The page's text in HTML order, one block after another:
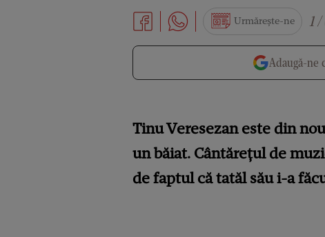
Urmărește-ne 1
Adaugă-ne
Tinu Veresezan este din
un băiat. Cântărețul de
de faptul că tatăl său i-a